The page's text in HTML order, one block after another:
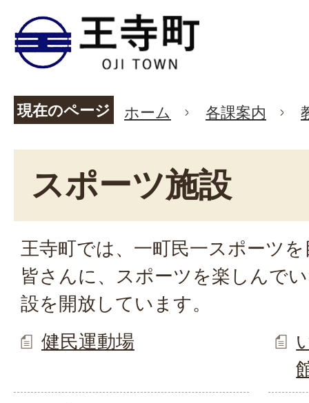
現在のページ ホーム 各課案内
スポーツ施設
王寺町では、一町民一スポーツ
皆さんに、スポーツを楽しんで
設を開放しています。
健民運動場